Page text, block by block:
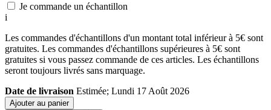
Je commande un échantillon
i
Les commandes d'échantillons d'un montant total inférieur à 5€ sont
gratuites. Les commandes d'échantillons supérieures à 5€ sont
gratuites si vous passez commande de ces articles. Les échantillons
seront toujours livrés sans marquage.
Date de livraison Estimée; Lundi 17 Août 2026
Ajouter au panier